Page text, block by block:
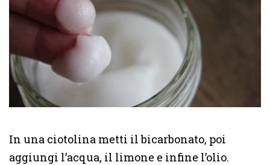
In una ciotolina metti il bicarbonato, poi
aggiungi l’acqua, il limone e infine l’olio.